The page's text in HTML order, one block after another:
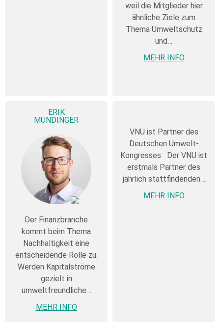
weil die Mitglieder hier
ähnliche Ziele zum
Thema Umweltschutz
und…
MEHR INFO
ERIK
MUNDINGER
Der Finanzbranche
kommt beim Thema
Nachhaltigkeit eine
entscheidende Rolle zu.
Werden Kapitalströme
gezielt in
umweltfreundliche…
MEHR INFO
VNU ist Partner des
Deutschen Umwelt-
Kongresses Der VNU ist
erstmals Partner des
jährlich stattfindenden…
MEHR INFO